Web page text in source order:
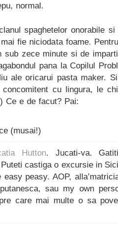
normal.
spaghetelor onorabile
fie niciodata foame.
sub zece minute si de
pana la Copilul
ale oricarui pasta maker.
concomitent cu lingura, le
Ce e de facut? Pai:
(musai!)
Hutton. Jucati-va.
castiga o excursie in
peasy. AOP,
sau my own
care mai multe o sa